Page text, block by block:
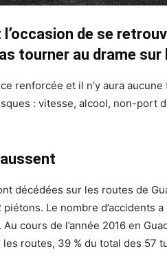
de se
tourner au drame sur
renforcée et il n’y aura
: vitesse, alcool, non-port
décédées sur les routes de
Le nombre d’accidents
cours de l’année 2016 en
routes, 39 % du total des 57